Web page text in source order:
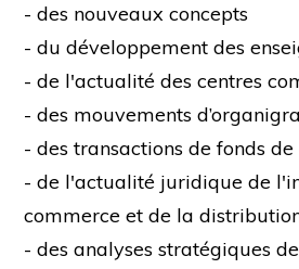
- des nouveaux concepts
- du développement des
- de l'actualité des centres
- des mouvements
- des transactions de fonds
- de l'actualité juridique de
commerce et de la
- des analyses stratégiques